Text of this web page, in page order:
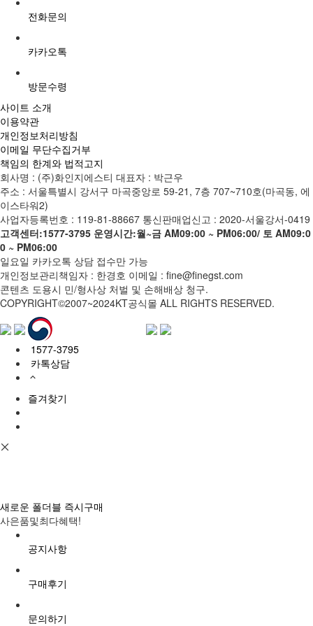
전화문의
카카오톡
방문수령
사이트 소개
이용약관
개인정보처리방침
이메일 무단수집거부
책임의 한계와 법적고지
회사명 : (주)화인지에스티 대표자 : 박근우
주소 : 서울특별시 강서구 마곡중앙로 59-21, 7층 707~710호(마곡동, 에
이스타워2)
사업자등록번호 : 119-81-88667 통신판매업신고 : 2020-서울강서-0419
고객센터:1577-3795 운영시간:월~금 AM09:00 ~ PM06:00/ 토 AM09:0
0 ~ PM06:00
일요일 카카오톡 상담 접수만 가능
개인정보관리책임자 : 한경호 이메일 : fine@finegst.com
콘텐츠 도용시 민/형사상 처벌 및 손해배상 청구.
COPYRIGHT©2007~2024KT공식몰 ALL RIGHTS RESERVED.
1577-3795
카톡상담
즐겨찾기
새로운 폴더블 즉시구매
사은품및최다혜택!
공지사항
구매후기
문의하기